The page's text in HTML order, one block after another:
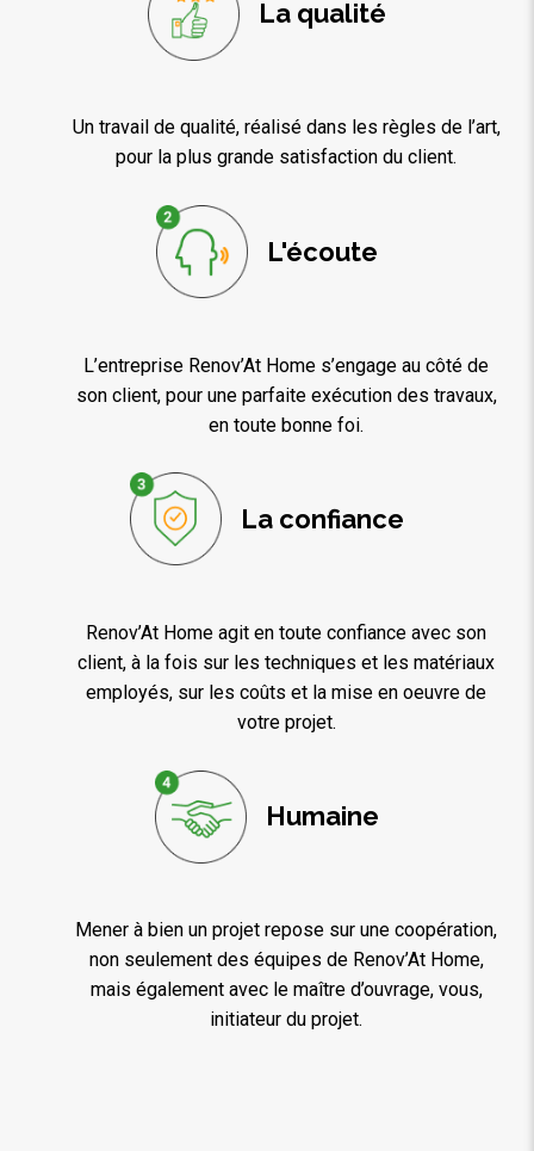
La qualité
Un travail de qualité, réalisé dans les règles de l’art,
pour la plus grande satisfaction du client.
L'écoute
L’entreprise Renov’At Home s’engage au côté de
son client, pour une parfaite exécution des travaux,
en toute bonne foi.
La confiance
Renov’At Home agit en toute confiance avec son
client, à la fois sur les techniques et les matériaux
employés, sur les coûts et la mise en oeuvre de
votre projet.
Humaine
Mener à bien un projet repose sur une coopération,
non seulement des équipes de Renov’At Home,
mais également avec le maître d’ouvrage, vous,
initiateur du projet.